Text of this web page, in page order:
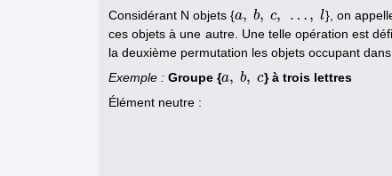
Considérant N objets {a, b, c, … , l
a, b, , … , l }, on
ces objets à une autre. Une telle opération est
la deuxième permutation les objets occupant
Exemple : Groupe {a, b, c
a, b,
} à trois lettres
Élément neutre :